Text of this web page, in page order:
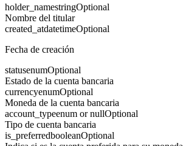
holder_namestringOptional
Nombre del titular
created_atdatetimeOptional
Fecha de creación
statusenumOptional
Estado de la cuenta bancaria
currencyenumOptional
Moneda de la cuenta bancaria
account_typeenum or nullOptional
Tipo de cuenta bancaria
is_preferredbooleanOptional